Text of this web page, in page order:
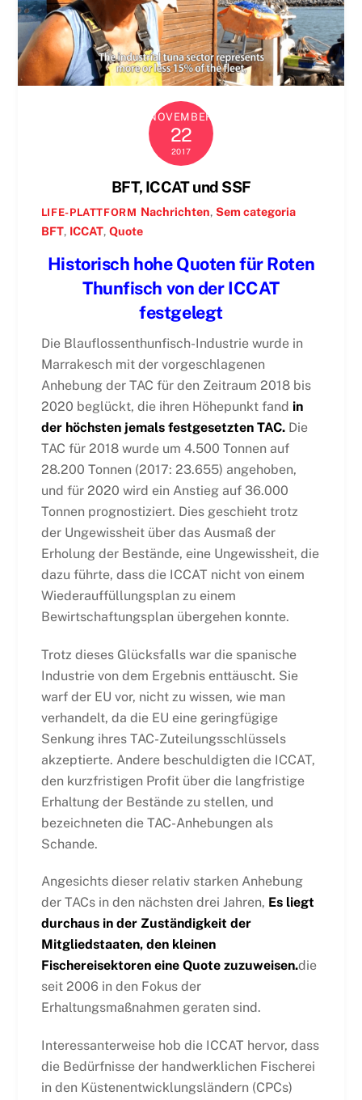
NOVEMBER
22
2017
BFT, ICCAT und SSF
LIFE-PLATTFORM Nachrichten, Sem categoria
BFT, ICCAT, Quote
Historisch hohe Quoten für Roten
Thunfisch von der ICCAT
festgelegt
Die Blauflossenthunfisch-Industrie wurde in
Marrakesch mit der vorgeschlagenen
Anhebung der TAC für den Zeitraum 2018 bis
2020 beglückt, die ihren Höhepunkt fand in
der höchsten jemals festgesetzten TAC.Die
TAC für 2018 wurde um 4.500 Tonnen auf
28.200 Tonnen (2017: 23.655) angehoben,
und für 2020 wird ein Anstieg auf 36.000
Tonnen prognostiziert. Dies geschieht trotz
der Ungewissheit über das Ausmaß der
Erholung der Bestände, eine Ungewissheit, die
dazu führte, dass die ICCAT nicht von einem
Wiederauffüllungsplan zu einem
Bewirtschaftungsplan übergehen konnte.
Trotz dieses Glücksfalls war die spanische
Industrie von dem Ergebnis enttäuscht. Sie
warf der EU vor, nicht zu wissen, wie man
verhandelt, da die EU eine geringfügige
Senkung ihres TAC-Zuteilungsschlüssels
akzeptierte. Andere beschuldigten die ICCAT,
den kurzfristigen Profit über die langfristige
Erhaltung der Bestände zu stellen, und
bezeichneten die TAC-Anhebungen als
Schande.
Angesichts dieser relativ starken Anhebung
der TACs in den nächsten drei Jahren, Es liegt
durchaus in der Zuständigkeit der
Mitgliedstaaten, den kleinen
Fischereisektoren eine Quote zuzuweisen.die
seit 2006 in den Fokus der
Erhaltungsmaßnahmen geraten sind.
Interessanterweise hob die ICCAT hervor, dass
die Bedürfnisse der handwerklichen Fischerei
in den Küstenentwicklungsländern (CPCs)